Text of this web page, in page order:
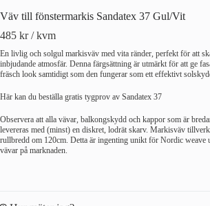
Väv till fönstermarkis Sandatex 37 Gul/Vit
485 kr / kvm
En livlig och solgul markisväv med vita ränder, perfekt för att
inbjudande atmosfär. Denna färgsättning är utmärkt för att ge
fräsch look samtidigt som den fungerar som ett effektivt
Här kan du beställa gratis tygprov av Sandatex 37
Observera att alla vävar, balkongskydd och kappor som är
levereras med (minst) en diskret, lodrät skarv. Markisväv
rullbredd om 120cm. Detta är ingenting unikt för Nordic weave
vävar på marknaden.